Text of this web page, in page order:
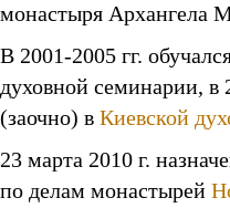
монастыря Архангела
В 2001-2005 гг.
духовной семинарии, в
(заочно) в Киевской
23 марта 2010 г.
по делам монастырей